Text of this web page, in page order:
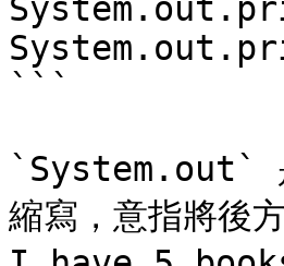
```
`System.out`
縮寫，意指將後